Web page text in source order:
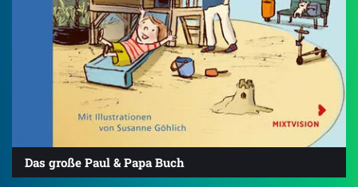
Das große Paul & Papa Buch